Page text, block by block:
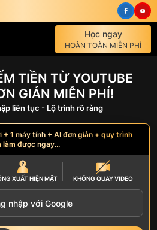
Học ngay
HOÀN TOÀN MIỄN PHÍ
TIỀN TỪ YOUTUBE
GIẢN MIỄN PHÍ!
liên tục - Lộ trình rõ ràng
+ 1 máy tính + AI đơn giản + quy trình
làm được ngay...
XUẤT HIỆN MẶT KHÔNG QUAY VIDEO
nhập với Google